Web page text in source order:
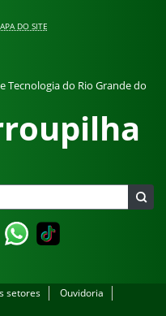
DO SITE
Tecnologia do Rio Grande do
Whatsapp
setores
Ouvidoria